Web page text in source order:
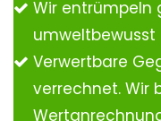
Wir
umweltbewusst
Verwertbare
verrechnet. Wir